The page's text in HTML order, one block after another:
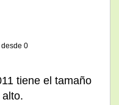
0
tiene el tamaño